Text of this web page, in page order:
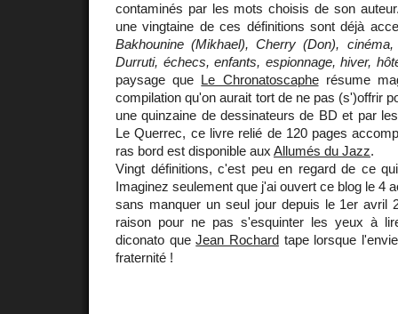
contaminés par les mots choisis de son
une vingtaine de ces définitions sont déjà
Bakhounine (Mikhael), Cherry (Don),
Durruti, échecs, enfants, espionnage, hiver,
paysage que Le Chronatoscapherésume
compilation qu'on aurait tort de ne pas (s')offrir
une quinzaine de dessinateurs de BD et par
Le Querrec, ce livre relié de 120 pages
ras bord est disponible aux Allumés du Jazz.
Vingt définitions, c'est peu en regard de ce
Imaginez seulement que j'ai ouvert ce blog le 4
sans manquer un seul jour depuis le 1er avril
raison pour ne pas s'esquinter les yeux à
diconato queJean Rochard tape lorsque
fraternité !